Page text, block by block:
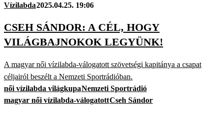
Vízilabda2025.04.25. 19:06
CSEH SÁNDOR: A CÉL, HOGY
VILÁGBAJNOKOK LEGYÜNK!
A magyar női vízilabda-válogatott szövetségi kapitánya a csapat
céljairól beszélt a Nemzeti Sportrádióban.
női vízilabda világkupaNemzeti Sportrádió
magyar női vízilabda-válogatottCseh Sándor